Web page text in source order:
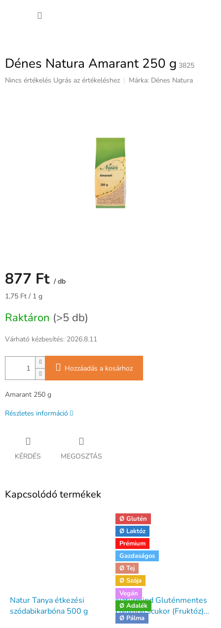
Dénes Natura Amarant 250 g 3825
A
Nincs értékelés Ugrás az értékeléshez Márka: Dénes Natura
877 Ft / db
Egységár:
1,75 Ft / 1 g
Raktáron (>5 db)
Várható kézbesítés: 2026.8.11
Hozzáadás a kosárhoz
Amarant 250 g
Részletes információ
KÉRDÉS MEGOSZTÁS
Kapcsolódó termékek
Natur Tanya étkezési
szódabikarbóna 500 g
Ø Glutén
Ø Laktóz
Prémium
Gazdaságos
Ø Tej
Ø Szója
Vegán
Ø Adalék
Ø Pálma
Naturmind Gluténmentes
Gyümölcscukor (Fruktóz)
1000g